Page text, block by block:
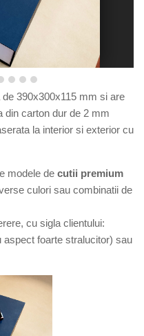
de 390x300x115 mm si are
din carton dur de 2 mm
la interior si exterior cu
modele de cutii premium
culori sau combinatii de
cu sigla clientului:
aspect foarte stralucitor) sau